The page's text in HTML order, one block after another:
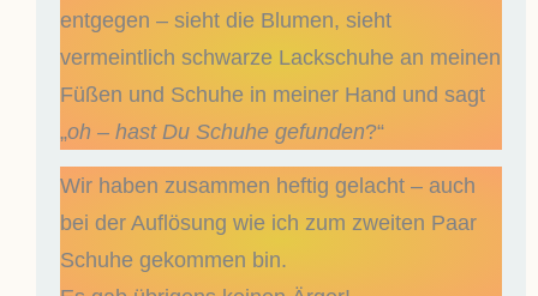
entgegen – sieht die Blumen, sieht
vermeintlich schwarze Lackschuhe an meinen
Füßen und Schuhe in meiner Hand und sagt
„oh – hast Du Schuhe gefunden?“
Wir haben zusammen heftig gelacht – auch
bei der Auflösung wie ich zum zweiten Paar
Schuhe gekommen bin.